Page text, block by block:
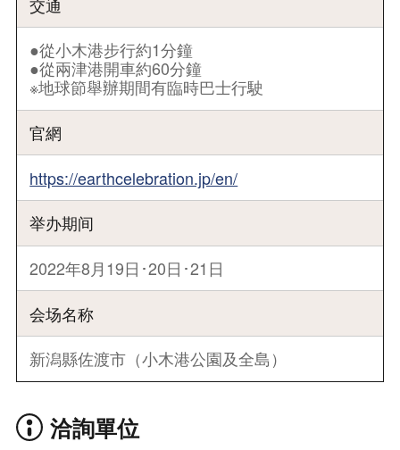
●從小木港步行約1分鐘
●從兩津港開車約60分鐘
※地球節舉辦期間有臨時巴士行駛
官網
https://earthcelebration.jp/en/
举办期间
2022年8月19日･20日･21日
会场名称
新潟縣佐渡市（小木港公園及全島）
洽詢單位